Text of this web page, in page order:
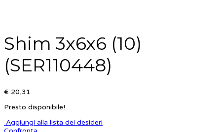
Shim 3x6x6 (10)
(SER110448)
€ 20,31
Presto disponibile!
Aggiungi alla lista dei desideri